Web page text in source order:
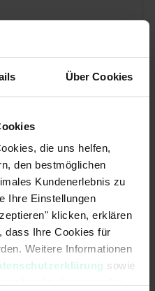
Über Cookies
die uns helfen,
den bestmöglichen
Kundenerlebnis zu
Ihre Einstellungen
klicken, erklären
dass Ihre Cookies für
Weitere Informationen
sowie
1-3 jours